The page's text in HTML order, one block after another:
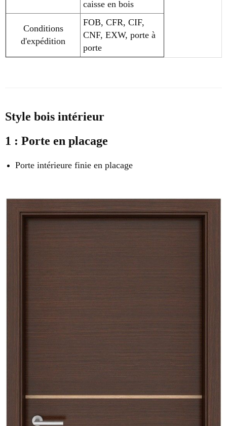
caisse en bois
Conditions
d'expédition
FOB, CFR, CIF,
CNF, EXW, porte à
porte
Style bois intérieur
1 : Porte en placage
Porte intérieure finie en placage